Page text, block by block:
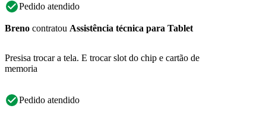
Pedido atendido
Breno contratou Assistência técnica para Tablet
Presisa trocar a tela. E trocar slot do chip e cartão de
memoria
Pedido atendido